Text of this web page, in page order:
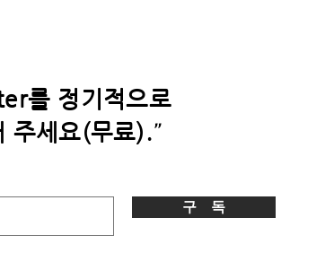
를 정기적으로
주세요(무료)."
구 독